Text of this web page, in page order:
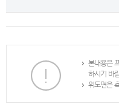
본내용은
하시기 바
위도면은